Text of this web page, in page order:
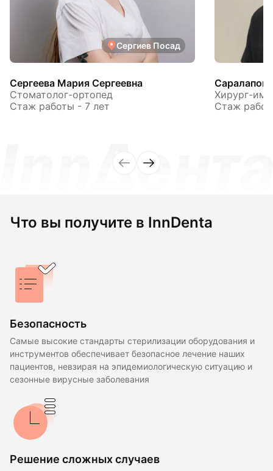
Сергиев Посад
Сергеева Мария Сергеевна
Стоматолог-ортопед
Стаж работы - 7 лет
Саралапов
Хирург-
Стаж
Что вы получите в InnDenta
Безопасность
Самые высокие стандарты стерилизации оборудования и
инструментов обеспечивает безопасное лечение наших
пациентов, невзирая на эпидемиологическую ситуацию и
сезонные вирусные заболевания
Решение сложных случаев